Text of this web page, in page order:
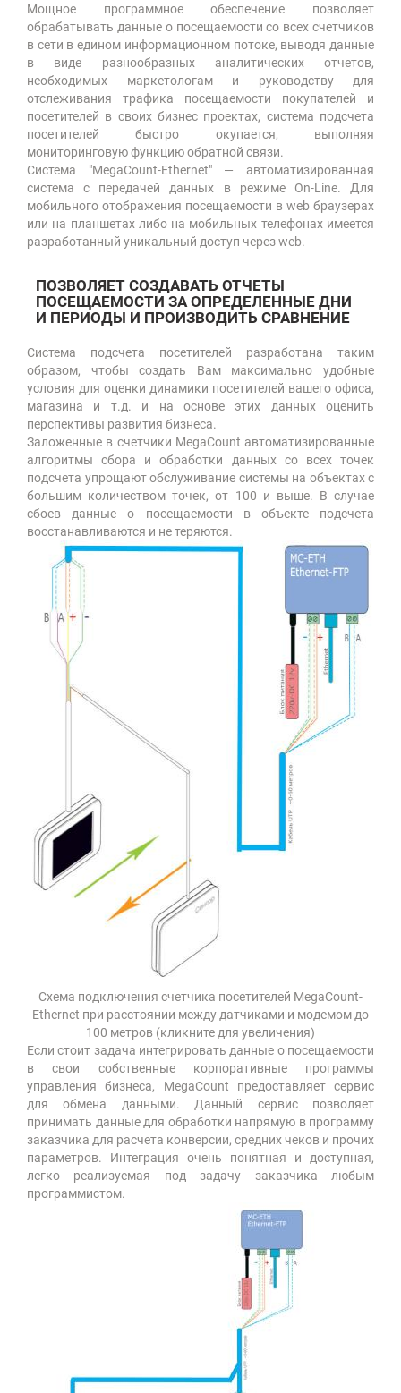
Мощное программное обеспечение позволяет
обрабатывать данные о посещаемости со всех счетчиков
в сети в едином информационном потоке, выводя данные
в виде разнообразных аналитических отчетов,
необходимых маркетологам и руководству для
отслеживания трафика посещаемости покупателей и
посетителей в своих бизнес проектах, система подсчета
посетителей быстро окупается, выполняя
мониторинговую функцию обратной связи.
Система "MegaCount-Ethernet" — автоматизированная
система с передачей данных в режиме On-Line. Для
мобильного отображения посещаемости в web браузерах
или на планшетах либо на мобильных телефонах имеется
разработанный уникальный доступ через web.
ПОЗВОЛЯЕТ СОЗДАВАТЬ ОТЧЕТЫ
ПОСЕЩАЕМОСТИ ЗА ОПРЕДЕЛЕННЫЕ ДНИ
И ПЕРИОДЫ И ПРОИЗВОДИТЬ СРАВНЕНИЕ
Система подсчета посетителей разработана таким
образом, чтобы создать Вам максимально удобные
условия для оценки динамики посетителей вашего офиса,
магазина и т.д. и на основе этих данных оценить
перспективы развития бизнеса.
Заложенные в счетчики MegaCount автоматизированные
алгоритмы сбора и обработки данных со всех точек
подсчета упрощают обслуживание системы на объектах с
большим количеством точек, от 100 и выше. В случае
сбоев данные о посещаемости в объекте подсчета
восстанавливаются и не теряются.
Схема подключения счетчика посетителей MegaCount-
Ethernet при расстоянии между датчиками и модемом до
100 метров (кликните для увеличения)
Если стоит задача интегрировать данные о посещаемости
в свои собственные корпоративные программы
управления бизнеса, MegaCount предоставляет сервис
для обмена данными. Данный сервис позволяет
принимать данные для обработки напрямую в программу
заказчика для расчета конверсии, средних чеков и прочих
параметров. Интеграция очень понятная и доступная,
легко реализуемая под задачу заказчика любым
программистом.